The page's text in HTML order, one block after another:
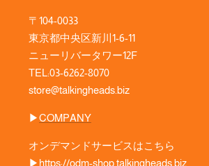
〒104-0033
東京都中央区新川1-6-11
ニューリバータワー12F
TEL:03-6262-8070
store@talkingheads.biz
▶︎COMPANY
オンデマンドサービスはこちら
▶︎ https://odm-shop.talkingheads.biz